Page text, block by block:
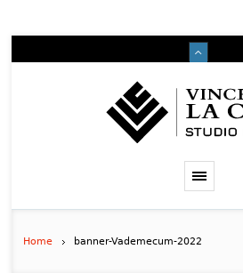
Home banner-Vademecum-2022